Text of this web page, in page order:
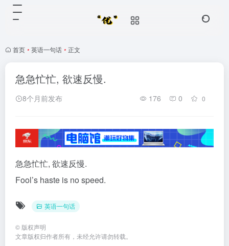
首页 • 英语一句话 • 正文
急急忙忙, 欲速反慢.
8个月前发布 176 0 0
急急忙忙, 欲速反慢.
Fool’s haste is no speed.
英语一句话
© 版权声明
文章版权归作者所有，未经允许请勿转载。